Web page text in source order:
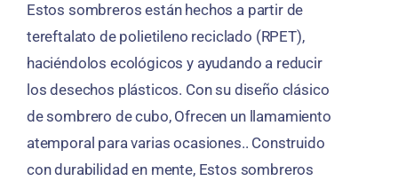
Estos sombreros están hechos a partir de
tereftalato de polietileno reciclado (RPET),
haciéndolos ecológicos y ayudando a reducir
los desechos plásticos. Con su diseño clásico
de sombrero de cubo, Ofrecen un llamamiento
atemporal para varias ocasiones.. Construido
con durabilidad en mente, Estos sombreros